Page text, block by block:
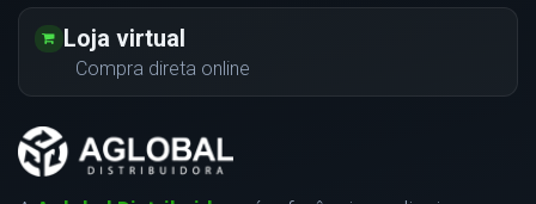
Loja virtual
Compra direta online